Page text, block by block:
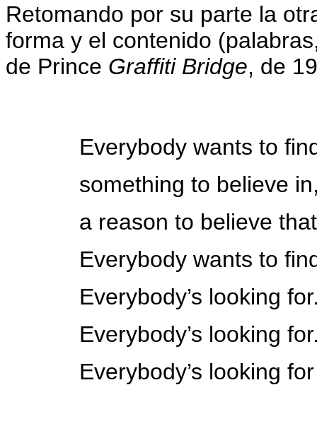
Retomando por su parte la
forma y el contenido
de Prince Graffiti Bridge, de
Everybody wants to
something to believe
a reason to believe
Everybody wants to
Everybody’s looking
Everybody’s looking
Everybody’s looking